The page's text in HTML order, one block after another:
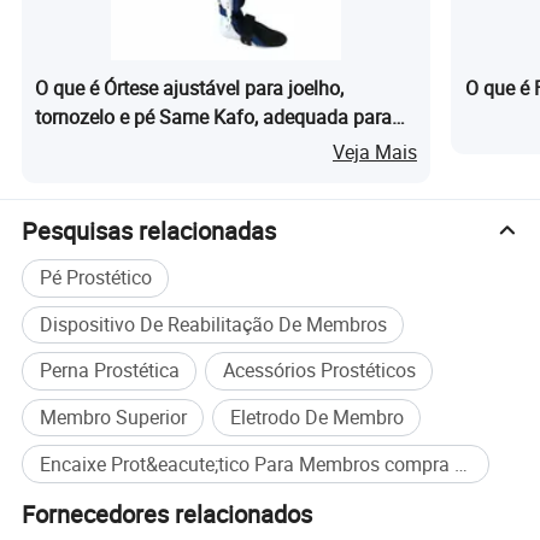
Nossa empresa
Shijiazhuang Wonderfu Rehabilitation Device
Technology Co., Ltd, está localizado no Parque
A empresa desfruta de transporte conveniente e de
um ambiente bonito, apenas a 20 minutos da
Estação Ferroviária de Shijiazhuang e a 45
minutos do Aeroporto de Shijiazhuang.
Nossa empresa é uma empresa de pesquisa e
desenvolvimento de alta tecnologia, com
experiência profissional de mais de 15 anos no
O que é Órtese ajustável para joelho,
tornozelo e pé Same Kafo, adequada para
Veja Mais
O que é
Pesquisas relacionadas
Pé Prostético
Dispositivo De Reabilitação De Membros
Perna Prostética
Acessórios Prostéticos
Membro Superior
Eletrodo De Membro
Encaixe Prot&eacute;tico Para Membros compra em massa
Fornecedores relacionados